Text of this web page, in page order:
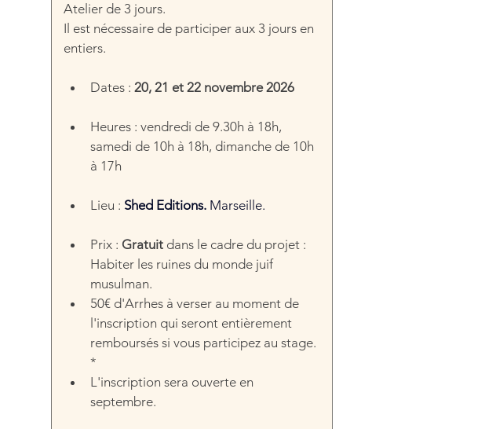
Atelier de 3 jours.
Il est nécessaire de participer aux 3 jours en
entiers.
Dates : 20, 21 et 22 novembre 2026
Heures : vendredi de 9.30h à 18h,
samedi de 10h à 18h, dimanche de 10h
à 17h
Lieu : Shed Editions. Marseille.
Prix : Gratuit dans le cadre du projet :
Habiter les ruines du monde juif
musulman.
50€ d'Arrhes à verser au moment de
l'inscription qui seront entièrement
remboursés si vous participez au stage.
*
L'inscription sera ouverte en
septembre.